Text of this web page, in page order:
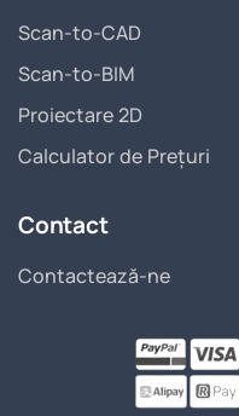
Scan-to-CAD
Scan-to-BIM
Proiectare 2D
Calculator de Prețuri
Contact
Contactează-ne